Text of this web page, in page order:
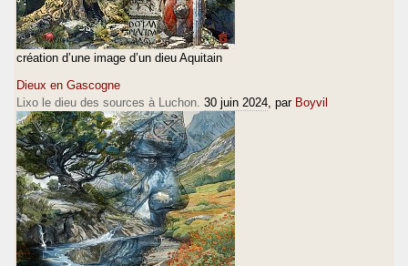
création d’une image d’un dieu Aquitain
Dieux en Gascogne
Lixo le dieu des sources à Luchon. 30 juin 2024, par Boyvil